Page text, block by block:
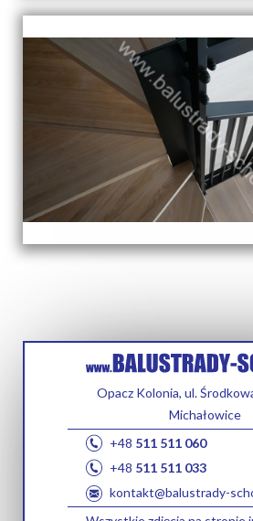
Opacz Kolonia, ul.
Michałowice
+48 511 511 060
+48 511 511 033
kontakt@balustrady-